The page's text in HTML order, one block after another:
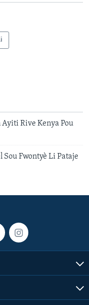
Rive Kenya Pou
Fwontyè Li Pataje